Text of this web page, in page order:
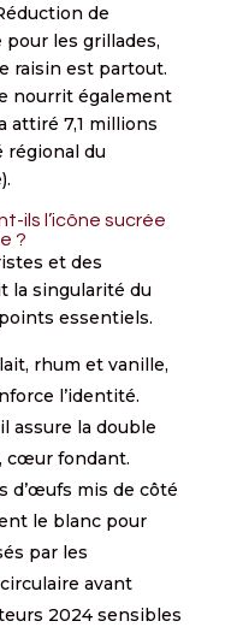
de
les grillades,
raisin est partout.
nourrit également
attiré 7,1 millions
régional du
ils l’icône sucrée
?
et des
la singularité du
essentiels.
rhum et vanille,
l’identité.
assure la double
cœur fondant.
d’œufs mis de côté
le blanc pour
par les
avant
2024 sensibles